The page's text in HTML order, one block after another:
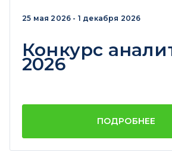
25 мая 2026 - 1 декабря 2026
Конкурс
2026
ПОДРОБНЕЕ